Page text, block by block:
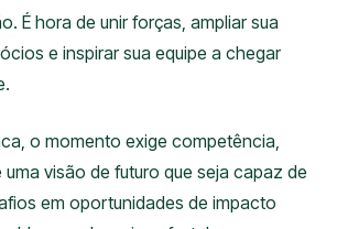
É hora de unir forças, ampliar sua
e inspirar sua equipe a chegar
o momento exige competência,
visão de futuro que seja capaz de
em oportunidades de impacto